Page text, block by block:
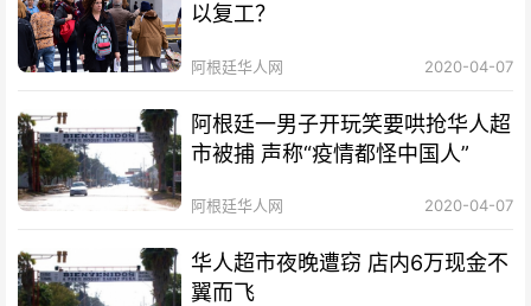
以复工？
阿根廷华人网 2020-04-07
阿根廷一男子开玩笑要哄抢华人超
市被捕 声称“疫情都怪中国人”
阿根廷华人网 2020-04-07
华人超市夜晚遭窃 店内6万现金不
翼而飞